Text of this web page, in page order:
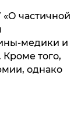
частичной
медики и
того,
однако